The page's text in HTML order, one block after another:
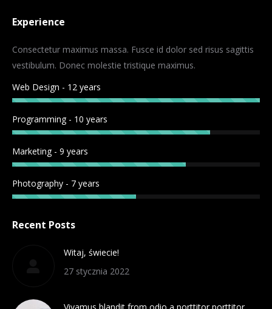
opens
new
window
opens
new
window
opens
new
window
new
window
Experience
Consectetur maximus massa. Fusce id dolor sed risus sagittis
vestibulum. Donec molestie tristique maximus.
Web Design - 12 years
Programming - 10 years
Marketing - 9 years
Photography - 7 years
Recent Posts
Witaj, świecie!
27 stycznia 2022